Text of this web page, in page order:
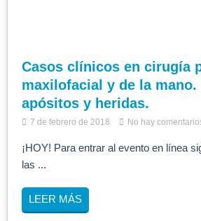
Casos clínicos en cirugía
maxilofacial y de la mano.
apósitos y heridas.
7 de febrero de 2018 No hay
¡HOY! Para entrar al evento en línea
las ...
LEER MÁS